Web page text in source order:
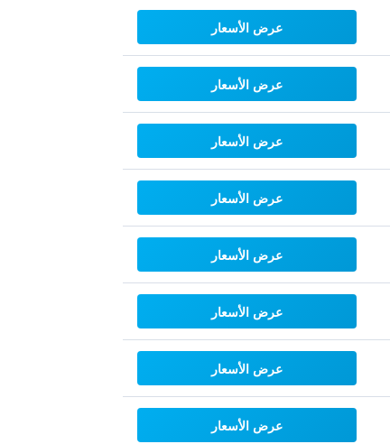
عرض الأسعار
عرض الأسعار
عرض الأسعار
عرض الأسعار
عرض الأسعار
عرض الأسعار
عرض الأسعار
عرض الأسعار